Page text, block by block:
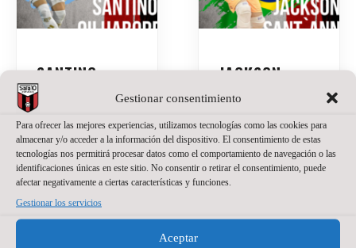
Gestionar consentimiento
Para ofrecer las mejores experiencias, utilizamos tecnologías como las cookies para
almacenar y/o acceder a la información del dispositivo. El consentimiento de estas
tecnologías nos permitirá procesar datos como el comportamiento de navegación o las
identificaciones únicas en este sitio. No consentir o retirar el consentimiento, puede
afectar negativamente a ciertas características y funciones.
Gestionar los servicios
Aceptar
SANTINO
OILHABORDA,
UNA APUESTA
DE PRESENTE
Y FUTURO
PARA EL
WANAPIX
JACKSON
SANT’ANNA,
PORTERO DE
WANAPIX
No
hay comentarios